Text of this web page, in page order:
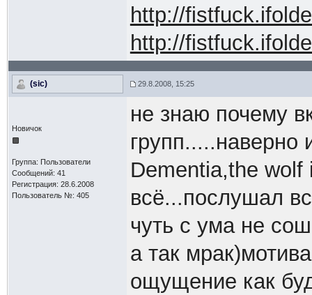
http://
http://
(sic) 29.8.2008, 15:25
Новичок
Группа: Пользователи
Сообщений: 41
Регистрация: 28.6.2008
Пользователь №: 405
не знаю почему
групп.....наверно
Dementia,the
всё...послушал
чуть с ума не
а так
ощущение как